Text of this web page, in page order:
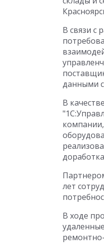
В связи с
данными
В
лет
В ходе